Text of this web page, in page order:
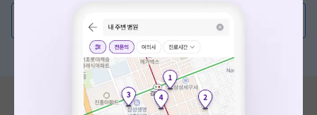
💬 무엇이든 물어보세요
혹은, 의료상담 서비스에 다양한 게시글 보러가기
혹시 잘못된 병원정보가 있나요?
모두닥 팀에 알려주세요!